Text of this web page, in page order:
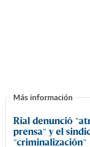
Rial denunció
prensa" y el
"criminalización"